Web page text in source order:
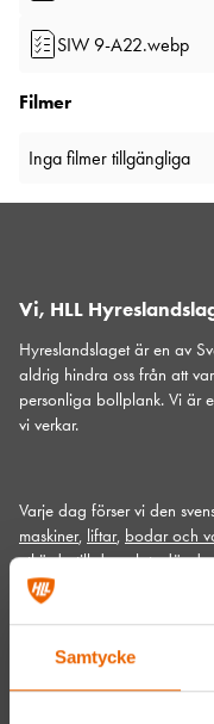
Samtycke
SIW 9-A22.webp
Filmer
Inga filmer tillgängliga
Vi, HLL
Hyreslandslaget är en av
aldrig hindra oss från att
personliga bollplank. Vi är
vi verkar.
Varje dag förser vi den
maskiner, liftar, bodar och
utkörda till den plats där du
Vi gör det med service
skillnad. Hos oss handlar
människor och relationer.